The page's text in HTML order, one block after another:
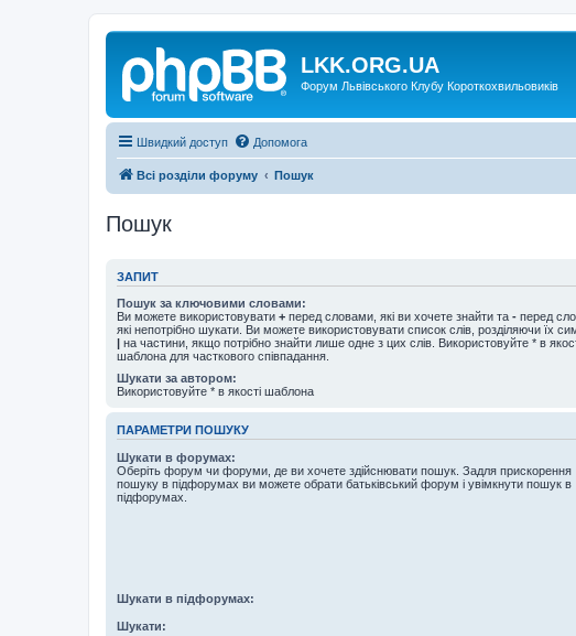
LKK.ORG.UA
Форум Львівського Клубу Короткохвильовиків
Швидкий доступ Допомога
Всі розділи форуму Пошук
Пошук
ЗАПИТ
Пошук за ключовими словами:
Ви можете використовувати + перед словами, які ви хочете знайти та - перед
які непотрібно шукати. Ви можете використовувати список слів, розділяючи їх
| на частини, якщо потрібно знайти лише одне з цих слів. Використовуйте * в
шаблона для часткового співпадання.
Шукати за автором:
Використовуйте * в якості шаблона
ПАРАМЕТРИ ПОШУКУ
Шукати в форумах:
Оберіть форум чи форуми, де ви хочете здійснювати пошук. Задля прискорення
пошуку в підфорумах ви можете обрати батьківський форум і увімкнути пошук в
підфорумах.
Шукати в підфорумах:
Шукати: